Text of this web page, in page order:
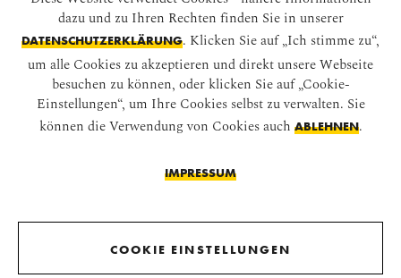
WEITERFÜHRENDE SEITEN
Geschichte
dazu und zu Ihren Rechten finden Sie in unserer
DATENSCHUTZERKLÄRUNG. Klicken Sie auf „Ich stimme zu“,
um alle Cookies zu akzeptieren und direkt unsere Webseite
besuchen zu können, oder klicken Sie auf „Cookie-
Einstellungen“, um Ihre Cookies selbst zu verwalten. Sie
können die Verwendung von Cookies auch ABLEHNEN.
IMPRESSUM
COOKIE EINSTELLUNGEN